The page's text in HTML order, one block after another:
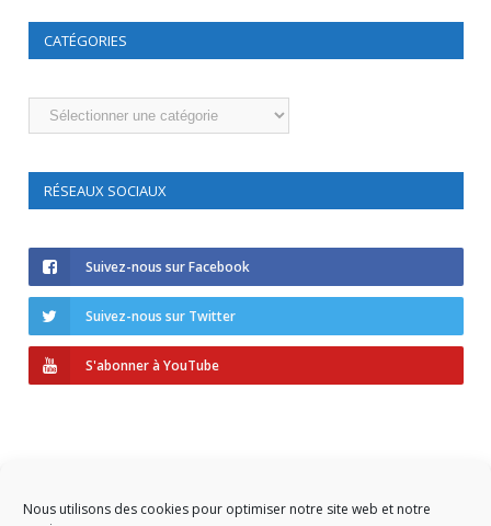
Nous utilisons des cookies pour optimiser notre site web et notre
CATÉGORIES
Catégories
RÉSEAUX SOCIAUX
Suivez-nous sur Facebook
Suivez-nous sur Twitter
S'abonner à YouTube